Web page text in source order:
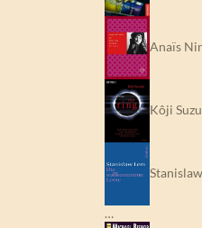
Anaïs
Kôji
…